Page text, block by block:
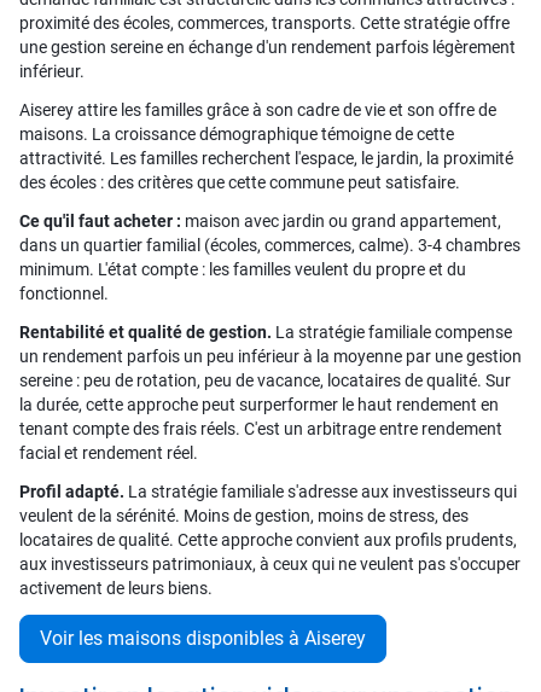
proximité des écoles, commerces, transports. Cette stratégie offre
une gestion sereine en échange d'un rendement parfois légèrement
inférieur.
Aiserey attire les familles grâce à son cadre de vie et son offre de
maisons. La croissance démographique témoigne de cette
attractivité. Les familles recherchent l'espace, le jardin, la proximité
des écoles : des critères que cette commune peut satisfaire.
Ce qu'il faut acheter : maison avec jardin ou grand appartement,
dans un quartier familial (écoles, commerces, calme). 3-4 chambres
minimum. L'état compte : les familles veulent du propre et du
fonctionnel.
Rentabilité et qualité de gestion. La stratégie familiale compense
un rendement parfois un peu inférieur à la moyenne par une gestion
sereine : peu de rotation, peu de vacance, locataires de qualité. Sur
la durée, cette approche peut surperformer le haut rendement en
tenant compte des frais réels. C'est un arbitrage entre rendement
facial et rendement réel.
Profil adapté. La stratégie familiale s'adresse aux investisseurs qui
veulent de la sérénité. Moins de gestion, moins de stress, des
locataires de qualité. Cette approche convient aux profils prudents,
aux investisseurs patrimoniaux, à ceux qui ne veulent pas s'occuper
activement de leurs biens.
Voir les maisons disponibles à Aiserey